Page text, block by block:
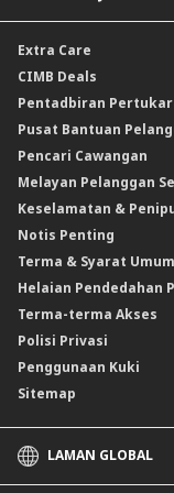
Pelaburan dwi mata
Produk Berstruktur Gold
Reverse Repo
Instrumen Deposit Boleh
Instrumen Boleh Niaga
Produk Berstruktur
Produk Berstruktur Islam
Skim Persaraan Swasta
Clicks Trader
Instrumen Deposit Boleh
Unit Amanah Harga
Cek Jurubank
Insurans Perjalanan
Insurans Kemalangan
Insurans/Takaful
Insurans/Takaful
Kadar Faedah & Caj
Kadar Keuntungan & Caj
Kadar Asas Standard /
Extra Care
CIMB Deals
Pentadbiran
Pusat Bantuan
Pencari Cawangan
Melayan Pelanggan
Keselamatan &
Notis Penting
Terma & Syarat Umum
Helaian Pendedahan
Terma-terma Akses
Polisi Privasi
Penggunaan Kuki
Sitemap
LAMAN GLOBAL